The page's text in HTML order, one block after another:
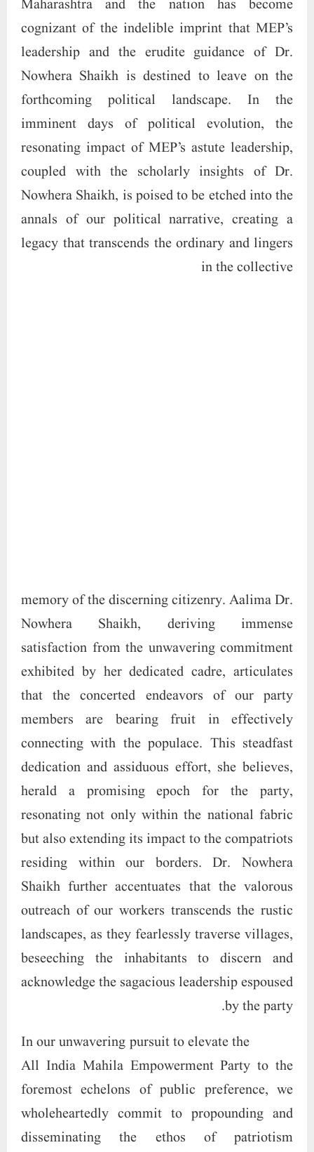
Maharashtra and the nation has become
cognizant of the indelible imprint that MEP’s
leadership and the erudite guidance of Dr.
Nowhera Shaikh is destined to leave on the
forthcoming political landscape. In the
imminent days of political evolution, the
resonating impact of MEP’s astute leadership,
coupled with the scholarly insights of Dr.
Nowhera Shaikh, is poised to be etched into the
annals of our political narrative, creating a
legacy that transcends the ordinary and lingers
in the collective
outreach of our workers transcends the rustic
landscapes, as they fearlessly traverse villages,
beseeching the inhabitants to discern and
acknowledge the sagacious leadership espoused
by the party.
In our unwavering pursuit to elevate the
All India Mahila Empowerment Party to the
foremost echelons of public preference, we
wholeheartedly commit to propounding and
disseminating the ethos of patriotism
throughout the nation. Every conceivable
endeavor will be meticulously employed to
reinstate our country to its erstwhile glory as
the golden bird. Such a formidable task is not
just an aspiration; it is an achievable reality.
These profound aspirations were elucidated by
Mutiur Rahman Aziz, the esteemed All India
President for the Minorities Department,
during an ongoing press release, underscoring
the party’s steadfast dedication to national
resurgence.The detailed elucidation
underscored the imperative of fostering
awareness among the populace regarding